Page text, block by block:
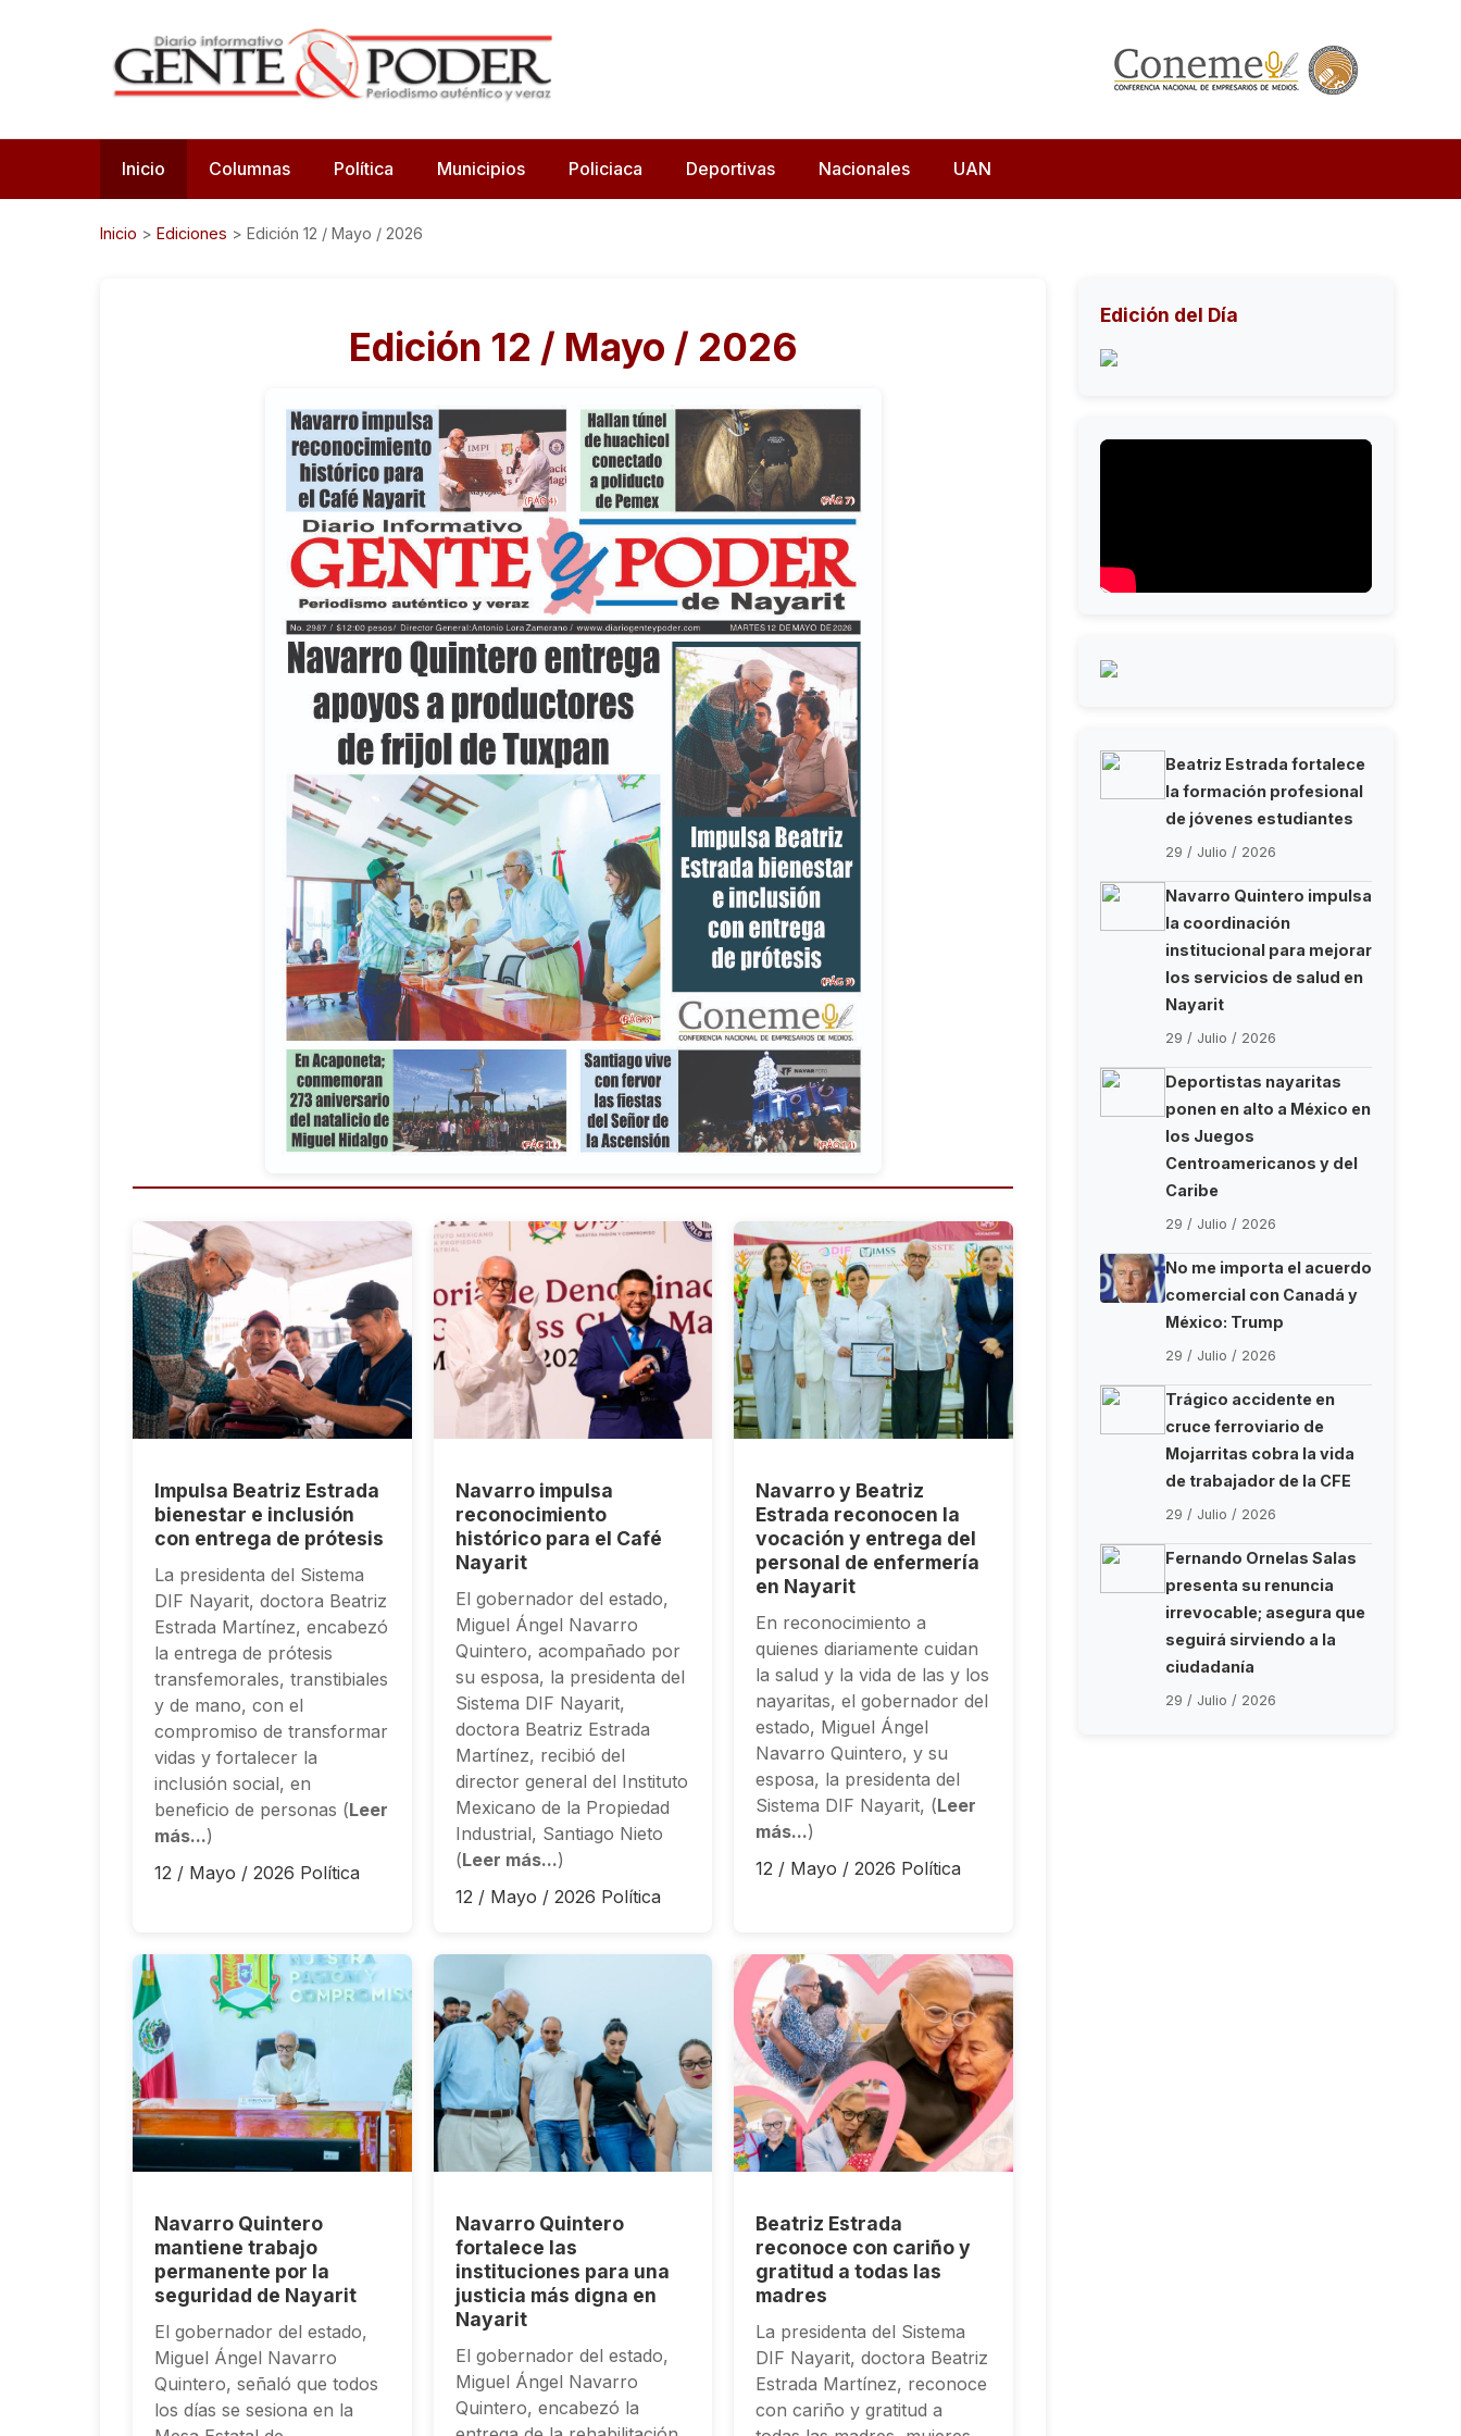
Inicio Columnas Política Municipios Policiaca Deportivas Nacionales UAN
Inicio > Ediciones > Edición 12 / Mayo / 2026
Edición 12 / Mayo / 2026
Impulsa Beatriz Estrada
bienestar e inclusión
con entrega de prótesis
La presidenta del Sistema
DIF Nayarit, doctora Beatriz
Estrada Martínez, encabezó
la entrega de prótesis
transfemorales, transtibiales
y de mano, con el
compromiso de transformar
vidas y fortalecer la
inclusión social, en
beneficio de personas (Leer
más...)
12 / Mayo / 2026 Política
Navarro impulsa
reconocimiento
histórico para el Café
Nayarit
El gobernador del estado,
Miguel Ángel Navarro
Quintero, acompañado por
su esposa, la presidenta del
Sistema DIF Nayarit,
doctora Beatriz Estrada
Martínez, recibió del
director general del Instituto
Mexicano de la Propiedad
Industrial, Santiago Nieto
(Leer más...)
12 / Mayo / 2026 Política
Navarro y Beatriz
Estrada reconocen la
vocación y entrega del
personal de enfermería
en Nayarit
En reconocimiento a
quienes diariamente cuidan
la salud y la vida de las y los
nayaritas, el gobernador del
estado, Miguel Ángel
Navarro Quintero, y su
esposa, la presidenta del
Sistema DIF Nayarit, (Leer
más...)
12 / Mayo / 2026 Política
Navarro Quintero
mantiene trabajo
permanente por la
seguridad de Nayarit
El gobernador del estado,
Miguel Ángel Navarro
Quintero, señaló que todos
los días se sesiona en la
Navarro Quintero
fortalece las
instituciones para una
justicia más digna en
Nayarit
El gobernador del estado,
Miguel Ángel Navarro
Quintero, encabezó la
Beatriz Estrada
reconoce con cariño y
gratitud a todas las
madres
La presidenta del Sistema
DIF Nayarit, doctora Beatriz
Estrada Martínez, reconoce
con cariño y gratitud a
Edición del Día
Beatriz Estrada fortalece
la formación profesional
de jóvenes estudiantes
29 / Julio / 2026
Navarro Quintero impulsa
la coordinación
institucional para mejorar
los servicios de salud en
Nayarit
29 / Julio / 2026
Deportistas nayaritas
ponen en alto a México en
los Juegos
Centroamericanos y del
Caribe
29 / Julio / 2026
No me importa el acuerdo
comercial con Canadá y
México: Trump
29 / Julio / 2026
Trágico accidente en
cruce ferroviario de
Mojarritas cobra la vida
de trabajador de la CFE
29 / Julio / 2026
Fernando Ornelas Salas
presenta su renuncia
irrevocable; asegura que
seguirá sirviendo a la
ciudadanía
29 / Julio / 2026